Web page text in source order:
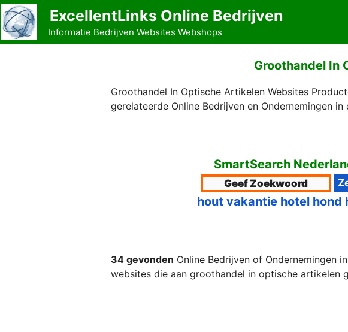
Ga
naar
de
ExcellentLinks Online Bedrijven
Informatie Bedrijven Websites Webshops
Groothandel In
Groothandel In Optische Artikelen Websites
gerelateerde Online Bedrijven en Ondernemingen
SmartSearch
hout vakantie hotel hond
34 gevonden Online Bedrijven of Ondernemingen
websites die aan groothandel in optische artikelen